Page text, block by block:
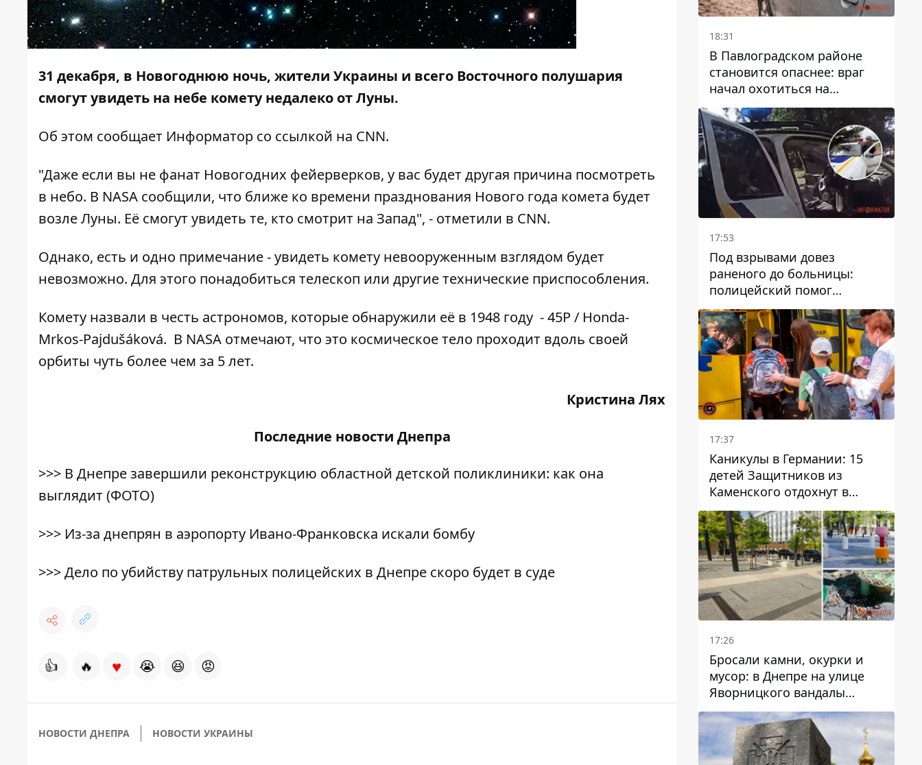
31 декабря, в Новогоднюю ночь, жители Украины и всего Восточного полушария
смогут увидеть на небе комету недалеко от Луны.
Об этом сообщает Информатор со ссылкой на CNN.
"Даже если вы не фанат Новогодних фейерверков, у вас будет другая причина посмотреть
в небо. В NASA сообщили, что ближе ко времени празднования Нового года комета будет
возле Луны. Её смогут увидеть те, кто смотрит на Запад", - отметили в CNN.
Однако, есть и одно примечание - увидеть комету невооруженным взглядом будет
невозможно. Для этого понадобиться телескоп или другие технические приспособления.
Комету назвали в честь астрономов, которые обнаружили её в 1948 году - 45P / Honda-
Mrkos-Pajdušáková. В NASA отмечают, что это космическое тело проходит вдоль своей
орбиты чуть более чем за 5 лет.
Кристина Лях
Последние новости Днепра
>>> В Днепре завершили реконструкцию областной детской поликлиники: как она
выглядит (ФОТО)
>>> Из-за днепрян в аэропорту Ивано-Франковска искали бомбу
>>>Дело по убийству патрульных полицейских в Днепре скоро будет в суде
👍 🔥 ♥ 😭 😆 😡
НОВОСТИ ДНЕПРА НОВОСТИ УКРАИНЫ
18:31
В Павлоградском районе
становится опаснее: враг
начал охотиться на
гражданский и военный
транспорт
17:53
Под взрывами довез
раненого до больницы:
полицейский помог
пострадавшему после атаки
на Каменский район
17:37
Каникулы в Германии: 15
детей Защитников из
Каменского отдохнут в
Вуппертале
17:26
Бросали камни, окурки и
мусор: в Днепре на улице
Яворницкого вандалы
повредили питьевые
фонтаны